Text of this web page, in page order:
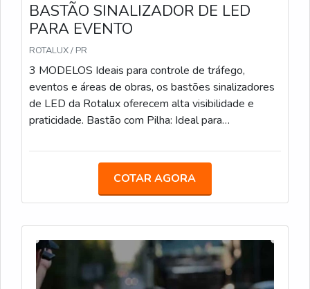
BASTÃO SINALIZADOR DE LED
PARA EVENTO
ROTALUX / PR
3 MODELOS Ideais para controle de tráfego,
eventos e áreas de obras, os bastões sinalizadores
de LED da Rotalux oferecem alta visibilidade e
praticidade. Bastão com Pilha: Ideal para
alimentação por pilha. Bastão Recarregável: Com
sustentável para áreas de obras e controle de
tráfego. Bastão com Lanterna: Com LED integrado e
baixa visibilidade.
COTAR AGORA